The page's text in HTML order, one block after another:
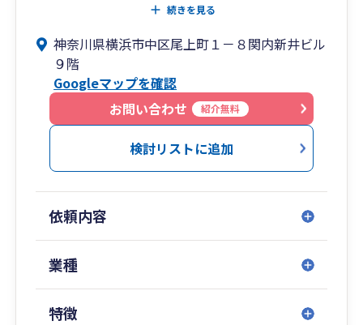
続きを見る
神奈川県横浜市中区尾上町１－８関内新井ビル
９階
Googleマップを確認
お問い合わせ
紹介無料
検討リストに追加
依頼内容
業種
特徴